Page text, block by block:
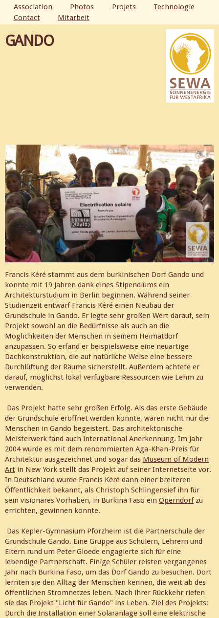
Aller au
contenu
principal
MENU PRINCIPAL
Association Photos Projets
Technologie
Contact
Mitarbeit
GANDO
Francis Kéré stammt aus dem burkinischen Dorf Gando und
konnte mit 19 Jahren dank eines Stipendiums ein
Architekturstudium in Berlin beginnen. Während seiner
Studienzeit entwarf Francis Kéré einen Neubau der
Grundschule in Gando. Er legte sehr großen Wert darauf, sein
Projekt sowohl an die Bedürfnisse als auch an die
Möglichkeiten der Menschen in seinem Heimatdorf
anzupassen. So erfand er beispielsweise eine neuartige
Dachkonstruktion, die auf natürliche Weise eine bessere
Durchlüftung der Räume sicherstellt. Außerdem achtete er
darauf, möglichst lokal verfügbare Ressourcen wie Lehm zu
verwenden.
Das Projekt hatte sehr großen Erfolg. Als das erste Gebäude
der Grundschule eröffnet werden konnte, waren nicht nur die
Menschen in Gando begeistert. Das architektonische
Meisterwerk fand auch international Anerkennung. Im Jahr
2004 wurde es mit dem renommierten Aga-Khan-Preis für
Architektur ausgezeichnet und sogar das Museum of Modern
Art in New York stellt das Projekt auf seiner Internetseite vor.
In Deutschland wurde Francis Kéré dann einer breiteren
Öffentlichkeit bekannt, als Christoph Schlingensief ihn für
sein visionäres Vorhaben, in Burkina Faso ein Operndorfzu
errichten, gewinnen konnte.
Das Kepler-Gymnasium Pforzheim ist die Partnerschule der
Grundschule Gando. Eine Gruppe aus Schülern, Lehrern und
Eltern rund um Peter Gloede engagierte sich für eine
lebendige Partnerschaft. Einige Schüler reisten vergangenes
Jahr nach Burkina Faso, um das Dorf Gando zu besuchen. Dort
lernten sie den Alltag der Menschen kennen, die weit ab des
öffentlichen Stromnetzes leben. Nach ihrer Rückkehr riefen
sie das Projekt "Licht für Gando" ins Leben. Ziel des Projekts:
Durch die Installation einer Solaranlage soll eine elektrische